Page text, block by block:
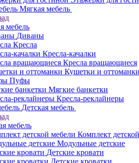
Мягкая мебель
мебель
Диваны
Кресла
Кресла-качалки
Кресла вращающиеся
Кушетки и оттоманки
Пуфы
Мягкие банкетки
Кресла-реклайнеры
Детская мебель
мебель
Комплект
Модульные детские
Детские кровати
Детские кроватки